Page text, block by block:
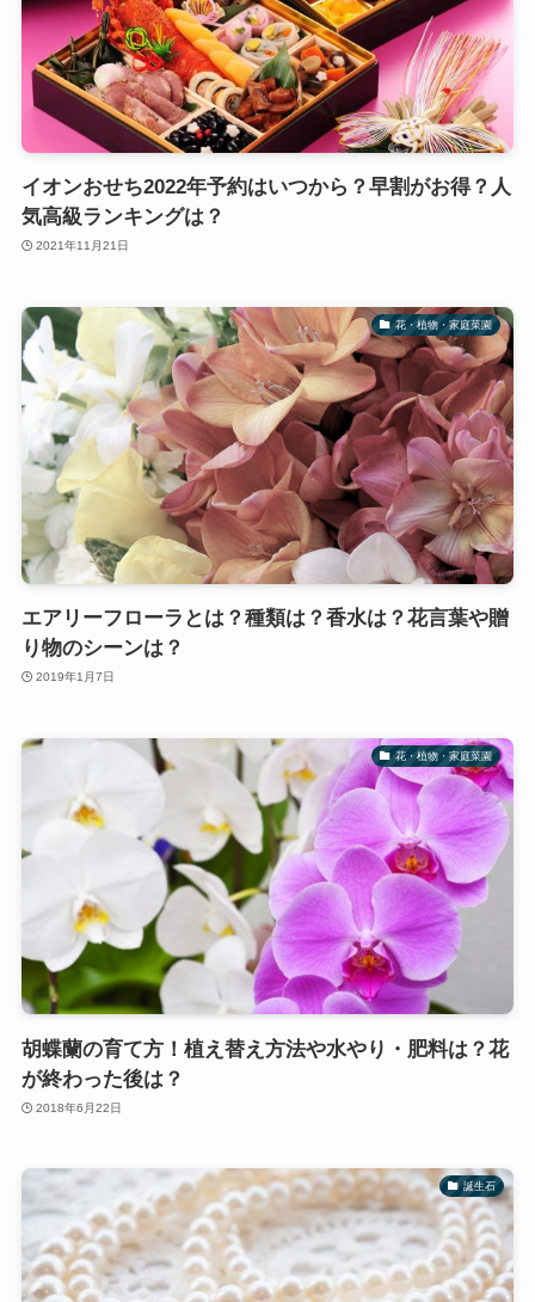
イオンおせち2022年予約はいつから？早割がお得？人
気高級ランキングは？
2021年11月21日
花・植物・家庭菜園
エアリーフローラとは？種類は？香水は？花言葉や贈
り物のシーンは？
2019年1月7日
花・植物・家庭菜園
胡蝶蘭の育て方！植え替え方法や水やり・肥料は？花
が終わった後は？
2018年6月22日
誕生石